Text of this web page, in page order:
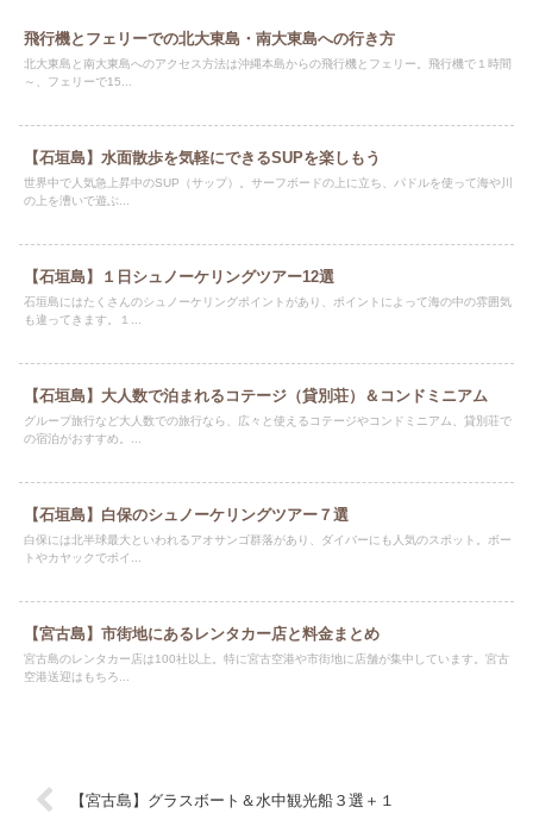
飛行機とフェリーでの北大東島・南大東島への行き方
北大東島と南大東島へのアクセス方法は沖縄本島からの飛行機とフェリー。飛行機で１時間
～、フェリーで15...
【石垣島】水面散歩を気軽にできるSUPを楽しもう
世界中で人気急上昇中のSUP（サップ）。サーフボードの上に立ち、パドルを使って海や川
の上を漕いで遊ぶ...
【石垣島】１日シュノーケリングツアー12選
石垣島にはたくさんのシュノーケリングポイントがあり、ポイントによって海の中の雰囲気
も違ってきます。１...
【石垣島】大人数で泊まれるコテージ（貸別荘）＆コンドミニアム
グループ旅行など大人数での旅行なら、広々と使えるコテージやコンドミニアム、貸別荘で
の宿泊がおすすめ。...
【石垣島】白保のシュノーケリングツアー７選
白保には北半球最大といわれるアオサンゴ群落があり、ダイバーにも人気のスポット。ボー
トやカヤックでポイ...
【宮古島】市街地にあるレンタカー店と料金まとめ
宮古島のレンタカー店は100社以上。特に宮古空港や市街地に店舗が集中しています。宮古
空港送迎はもちろ...
【宮古島】グラスボート＆水中観光船３選＋１